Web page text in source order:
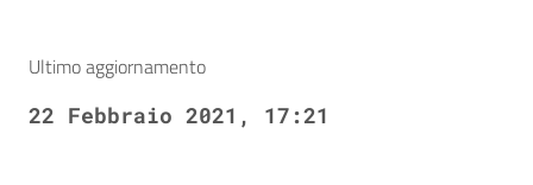
Ultimo aggiornamento
22 Febbraio 2021, 17:21